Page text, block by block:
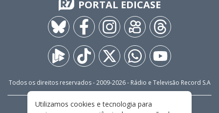
PORTAL EDICASE
Todos os direitos reservados - 2009-2026- Rádio e Televisão Record S.A
CARREIRA FALE CONOSCO PRIVACIDADE
Utilizamos cookies e tecnologia para